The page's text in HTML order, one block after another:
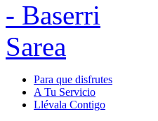
Para que disfrutes
A Tu Servicio
Llévala Contigo